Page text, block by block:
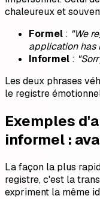
chaleureux et
Formel : "We
application has
Informel :
Les deux phrases
le registre
Exemples
informel :
La façon la plus
registre, c'est la
expriment la même